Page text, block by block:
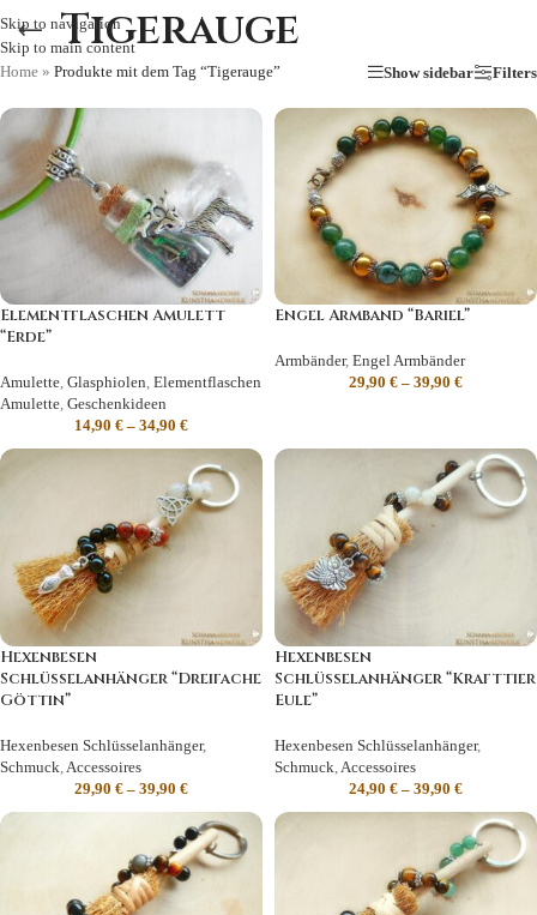
Skip to navigation
Skip to main content
Tigerauge
Home » Produkte mit dem Tag “Tigerauge” Show sidebar Filters
Elementflaschen Amulett
“Erde”
Amulette, Glasphiolen, Elementflaschen
Amulette, Geschenkideen
14,90 € – 34,90 €
Engel Armband “Bariel”
Armbänder, Engel Armbänder
29,90 € – 39,90 €
Hexenbesen
Schlüsselanhänger “Dreifache
Göttin”
Hexenbesen Schlüsselanhänger,
Schmuck Accessoires
29,90 € – 39,90 €
Hexenbesen
Schlüsselanhänger “Krafttier
Eule”
Hexenbesen Schlüsselanhänger,
Schmuck Accessoires
24,90 € – 39,90 €